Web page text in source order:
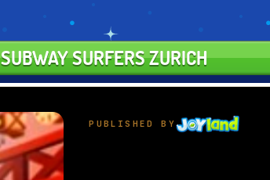
SUBWAY SURFERS ZURICH